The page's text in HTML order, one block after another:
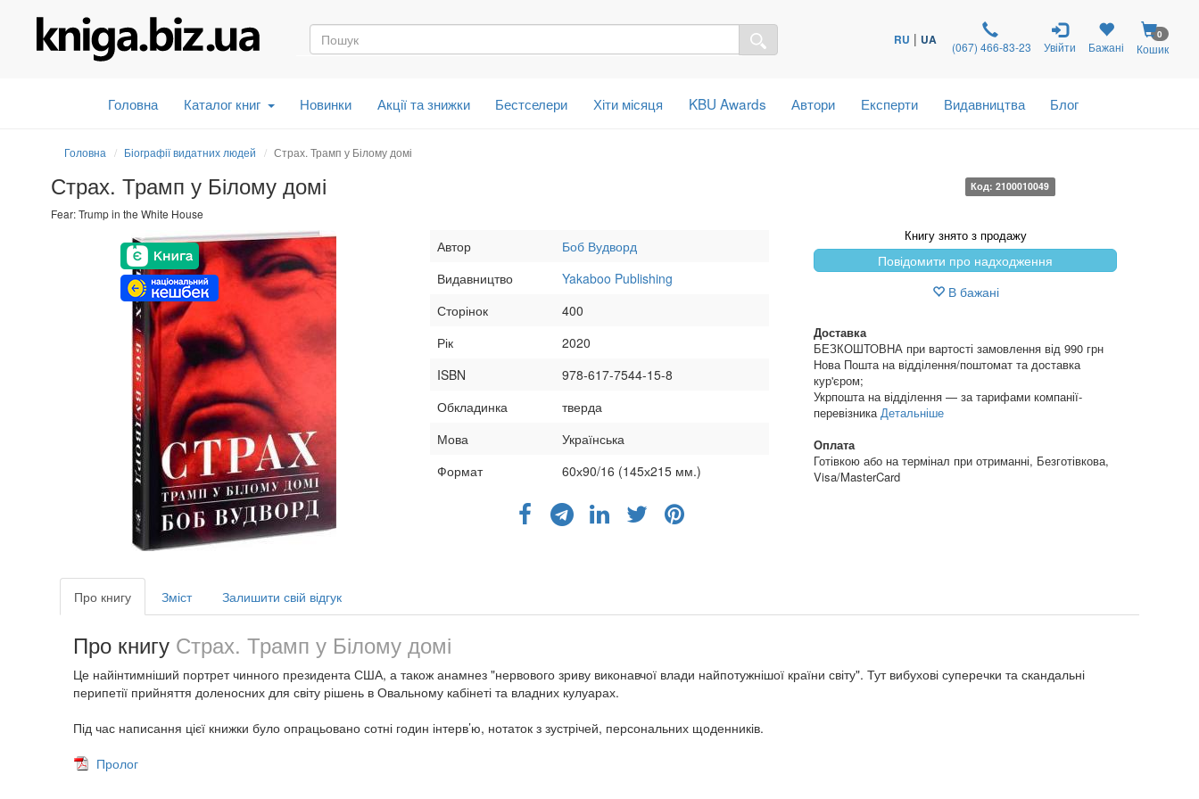
RU | UA (067) 466-83-23 Увійти Бажані
0
Кошик
Головна Каталог книг Новинки Акції та знижки Бестселери Хіти місяця KBU Awards Автори Експерти Видавництва Блог
Головна Біографії видатних людей Страх. Трамп у Білому домі
Страх. Трамп у Білому домі
Fear: Trump in the White House
Код: 2100010049
Книгу знято з продажу
Повідомити про надходження
В бажані
Доставка
БЕЗКОШТОВНА при вартості замовлення від 990 грн
Нова Пошта на відділення/поштомат та доставка
кур'єром;
Укрпошта на відділення — за тарифами компанії-
перевізника Детальніше
Оплата
Готівкою або на термінал при отриманні, Безготівкова,
Visa/MasterCard
Автор
Боб Вудворд
Видавництво
Yakaboo Publishing
Сторінок
400
Рік
2020
ISBN
978-617-7544-15-8
Обкладинка
тверда
Мова
Українська
Формат
60х90/16 (145х215 мм.)
Про книгу Зміст Залишити свій відгук
Про книгу Страх. Трамп у Білому домі
Це найінтимніший портрет чинного президента США, а також анамнез "нервового зриву виконавчої влади найпотужнішої країни світу". Тут вибухові суперечки та скандальні
перипетії прийняття доленосних для світу рішень в Овальному кабінеті та владних кулуарах.
Під час написання цієї книжки було опрацьовано сотні годин інтерв’ю, нотаток з зустрічей, персональних щоденників.
Пролог